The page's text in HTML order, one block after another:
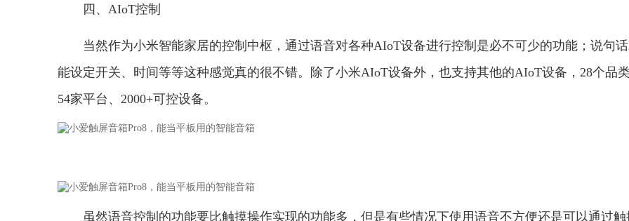
四、AIoT控制
当然作为小米智能家居的控制中枢，通过语音对各种AIoT设备进行控制是必不可少的功能；说句
能设定开关、时间等等这种感觉真的很不错。除了小米AIoT设备外，也支持其他的AIoT设备，28个品
54家平台、2000+可控设备。
虽然语音控制的功能要比触摸操作实现的功能多，但是有些情况下使用语音不方便还是可以通过触